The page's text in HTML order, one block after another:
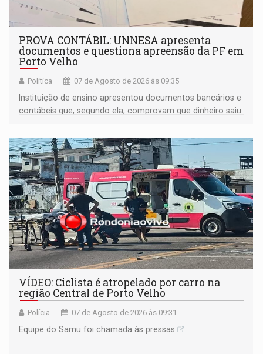
PROVA CONTÁBIL: UNNESA apresenta
documentos e questiona apreensão da PF em
Porto Velho
Política 07 de Agosto de 2026 às 09:35
Instituição de ensino apresentou documentos bancários e
contábeis que, segundo ela, comprovam que dinheiro saiu
apreendido quando já estava dentro da sede da entidade
— em pleno ano eleitoral em Rondônia
VÍDEO: Ciclista é atropelado por carro na
região Central de Porto Velho
Polícia 07 de Agosto de 2026 às 09:31
Equipe do Samu foi chamada às pressas